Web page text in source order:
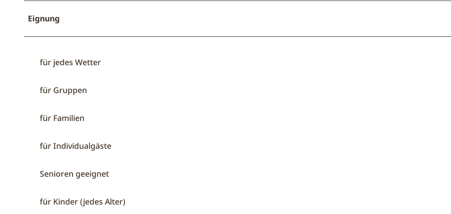
Eignung
für jedes Wetter
für Gruppen
für Familien
für Individualgäste
Senioren geeignet
für Kinder (jedes Alter)